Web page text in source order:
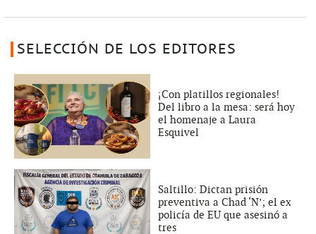
SELECCIÓN DE LOS EDITORES
¡Con platillos regionales!
Del libro a la mesa: será hoy
el homenaje a Laura
Esquivel
Saltillo: Dictan prisión
preventiva a Chad ‘N’; el ex
policía de EU que asesinó a
tres